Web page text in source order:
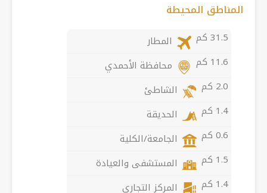
المناطق المحيطة
المطار
31.5 كم
محافظة الأحمدي
11.6 كم
الشاطئ
2.0 كم
الحديقة
1.4 كم
الجامعة/الكلية
0.6 كم
المستشفى والعيادة
1.5 كم
المركز التجاري
1.4 كم